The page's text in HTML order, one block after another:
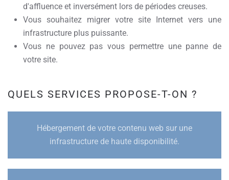
d'affluence et inversément lors de périodes creuses.
Vous souhaitez migrer votre site Internet vers une
infrastructure plus puissante.
Vous ne pouvez pas vous permettre une panne de
votre site.
QUELS SERVICES PROPOSE-T-ON ?
Hébergement de votre contenu web sur une
infrastructure de haute disponibilité.